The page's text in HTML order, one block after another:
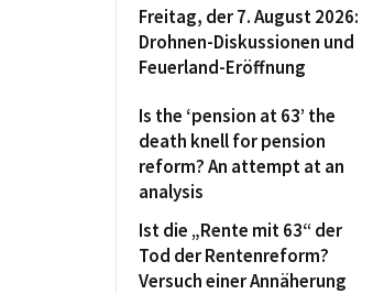
Freitag, der 7. August 2026:
Drohnen-Diskussionen und
Feuerland-Eröffnung
Is the ‘pension at 63’ the
death knell for pension
reform? An attempt at an
analysis
Ist die „Rente mit 63“ der
Tod der Rentenreform?
Versuch einer Annäherung